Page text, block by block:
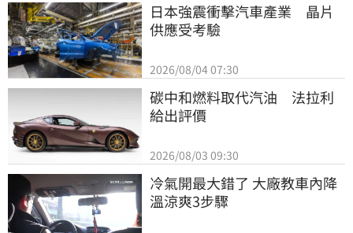
日本強震衝擊汽車產業　晶片
供應受考驗
2026/08/04 07:30
碳中和燃料取代汽油　法拉利
給出評價
2026/08/03 09:30
冷氣開最大錯了 大廠教車內降
溫涼爽3步驟